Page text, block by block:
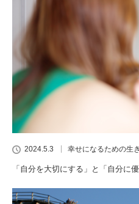
2024.5.3 幸せになるための生
「自分を大切にする」と「自分に